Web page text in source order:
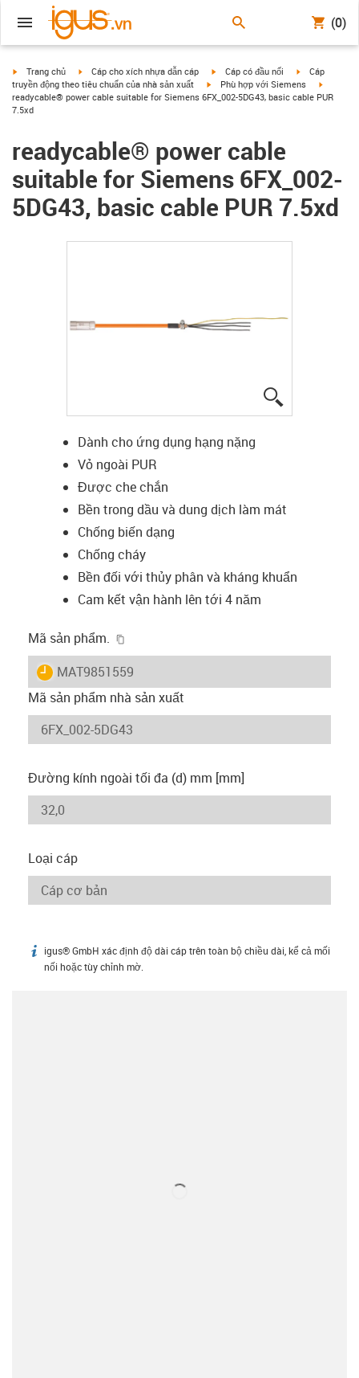
(0)
igus-icon-arrow-right
Trang chủ igus-icon-arrow-right
Cáp cho xích nhựa dẫn cáp igus-icon-arrow-right
Cáp có đầu nối igus-icon-
Cáp
truyền động theo tiêu chuẩn của nhà sản xuất
igus-icon-arrow-right
Phù hợp với Siemens
readycable® power cable suitable for Siemens 6FX_002-5DG43, basic cable PUR
7.5xd
readycable® power cable
suitable for Siemens 6FX_002-
5DG43, basic cable PUR 7.5xd
Dành cho ứng dụng hạng nặng
Vỏ ngoài PUR
Được che chắn
Bền trong dầu và dung dịch làm mát
Chống biến dạng
Chống cháy
Bền đối với thủy phân và kháng khuẩn
Cam kết vận hành lên tới 4 năm
Mã sản phẩm.
igus-icon-lieferzeit
MAT9851559
Mã sản phẩm nhà sản xuất
Đường kính ngoài tối đa (d) mm [mm]
Loại cáp
igus-icon-info
igus® GmbH xác định độ dài cáp trên toàn bộ chiều dài, kể cả mối
nối hoặc tùy chỉnh mờ.